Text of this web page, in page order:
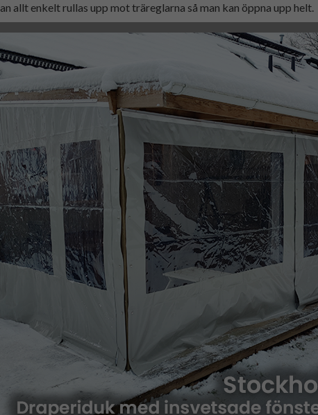
allt enkelt rullas upp mot träreglarna så man kan öppna upp helt.